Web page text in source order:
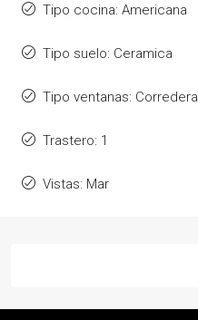
Tipo cocina: Americana
Tipo suelo: Ceramica
Tipo ventanas: Corredera
Trastero: 1
Vistas: Mar